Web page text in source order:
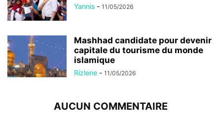
Yannis - 11/05/2026
Mashhad candidate pour devenir
capitale du tourisme du monde
islamique
Rizlene - 11/05/2026
AUCUN COMMENTAIRE